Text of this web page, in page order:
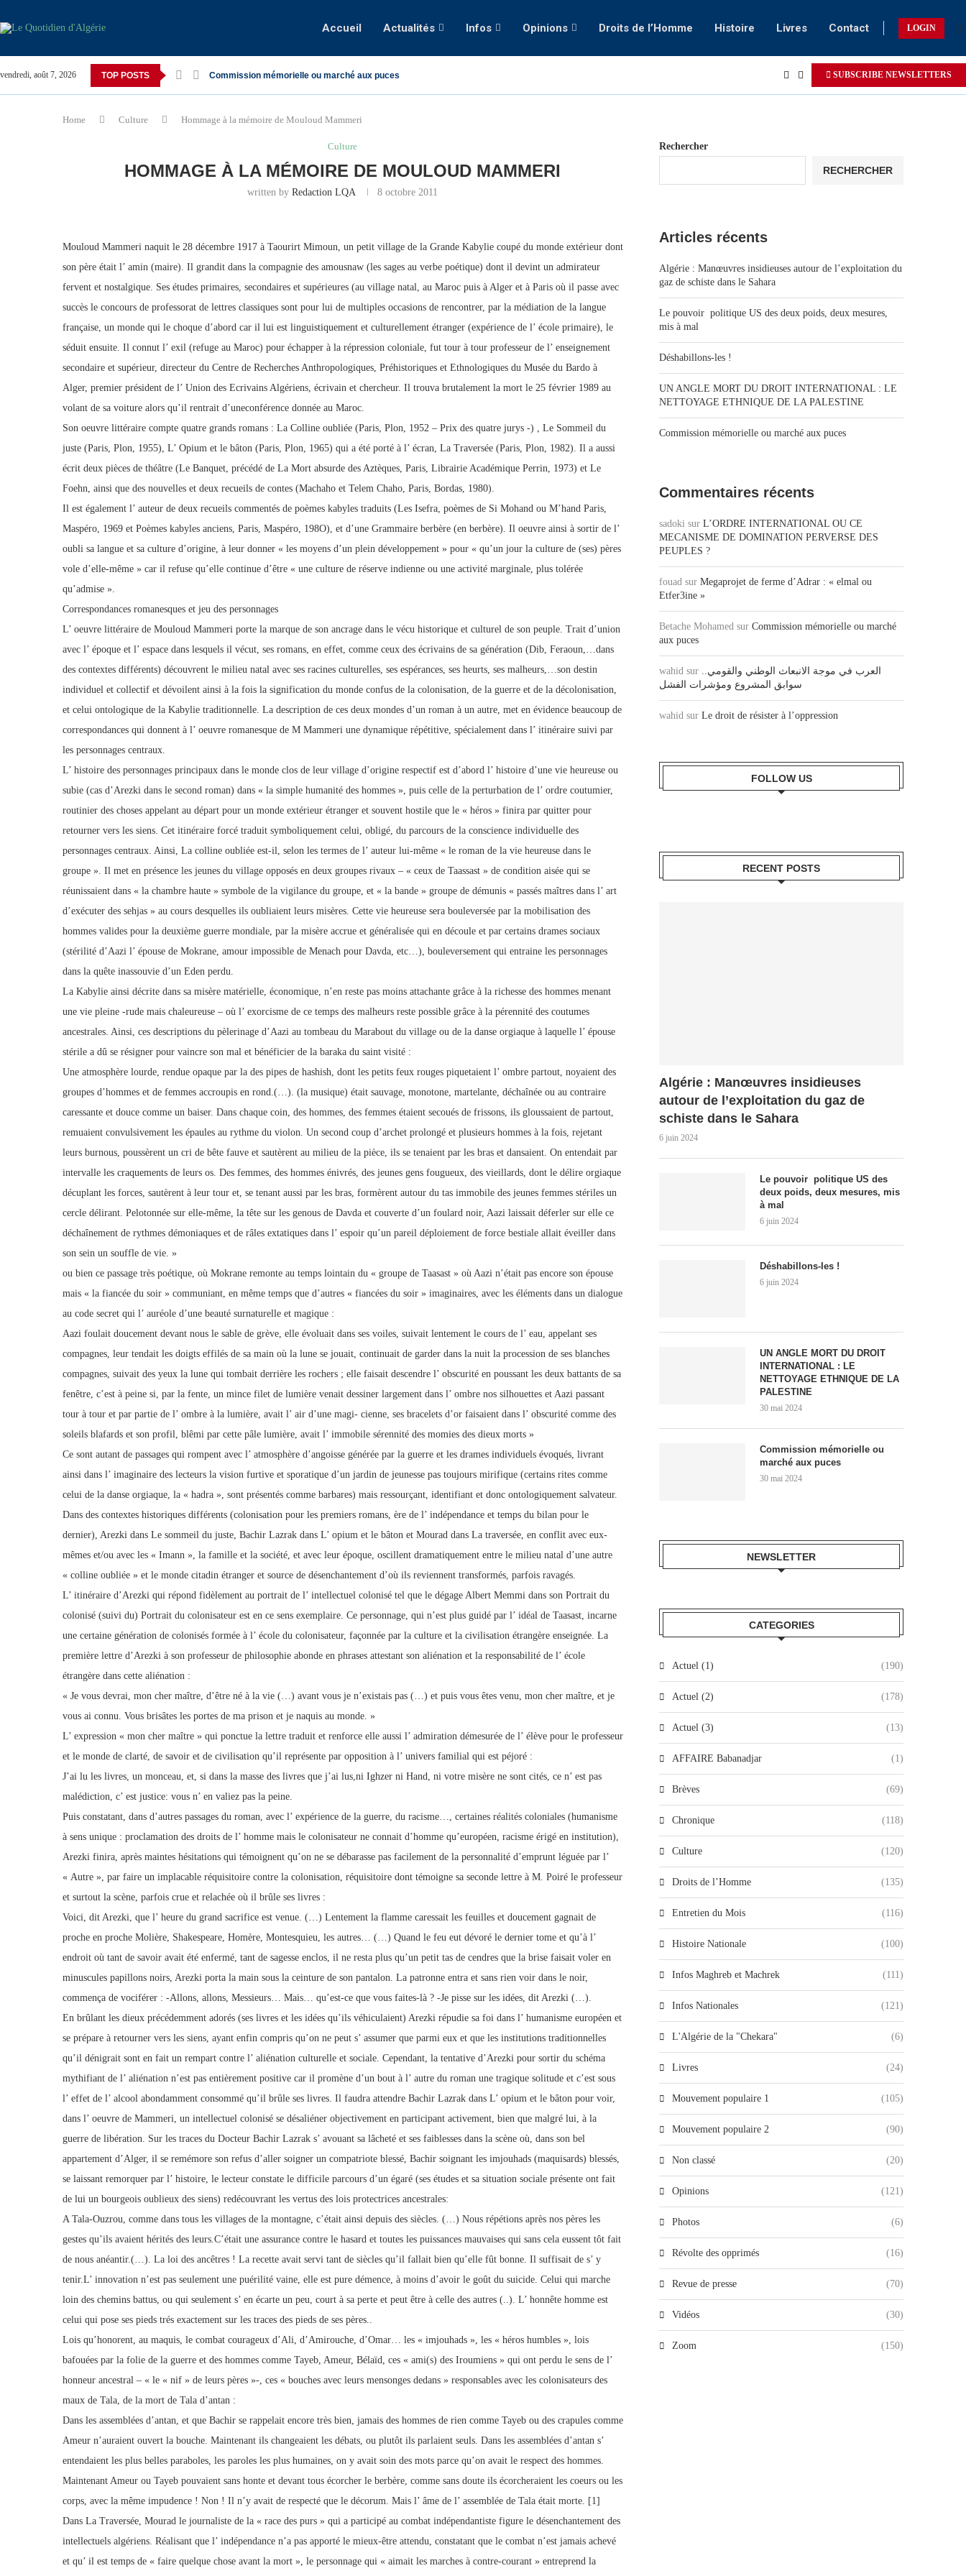
Accueil Actualités Infos Opinions Droits de l’Homme Histoire Livres Contact LOGIN
vendredi, août 7, 2026 TOP POSTS Commission mémorielle ou marché aux puces SUBSCRIBE NEWSLETTERS
Home Culture Hommage à la mémoire de Mouloud Mammeri
Culture
HOMMAGE À LA MÉMOIRE DE MOULOUD MAMMERI
written byRedaction LQA 8 octobre 2011
Mouloud Mammeri naquit le 28 décembre 1917 à Taourirt Mimoun, un petit village de la Grande Kabylie coupé du monde extérieur dont
son père était l’ amin (maire). Il grandit dans la compagnie des amousnaw (les sages au verbe poétique) dont il devint un admirateur
fervent et nostalgique. Ses études primaires, secondaires et supérieures (au village natal, au Maroc puis à Alger et à Paris où il passe avec
succès le concours de professorat de lettres classiques sont pour lui de multiples occasions de rencontrer, par la médiation de la langue
française, un monde qui le choque d’abord car il lui est linguistiquement et culturellement étranger (expérience de l’ école primaire), le
séduit ensuite. Il connut l’ exil (refuge au Maroc) pour échapper à la répression coloniale, fut tour à tour professeur de l’ enseignement
secondaire et supérieur, directeur du Centre de Recherches Anthropologiques, Préhistoriques et Ethnologiques du Musée du Bardo à
Alger, premier président de l’ Union des Ecrivains Algériens, écrivain et chercheur. Il trouva brutalement la mort le 25 février 1989 au
volant de sa voiture alors qu’il rentrait d’uneconférence donnée au Maroc.
Son oeuvre littéraire compte quatre grands romans : La Colline oubliée (Paris, Plon, 1952 – Prix des quatre jurys -) , Le Sommeil du
juste (Paris, Plon, 1955), L’ Opium et le bâton (Paris, Plon, 1965) qui a été porté à l’ écran, La Traversée (Paris, Plon, 1982). Il a aussi
écrit deux pièces de théâtre (Le Banquet, précédé de La Mort absurde des Aztèques, Paris, Librairie Académique Perrin, 1973) et Le
Foehn, ainsi que des nouvelles et deux recueils de contes (Machaho et Telem Chaho, Paris, Bordas, 1980).
Il est également l’ auteur de deux recueils commentés de poèmes kabyles traduits (Les Isefra, poèmes de Si Mohand ou M’hand Paris,
Maspéro, 1969 et Poèmes kabyles anciens, Paris, Maspéro, 198O), et d’une Grammaire berbère (en berbère). Il oeuvre ainsi à sortir de l’
oubli sa langue et sa culture d’origine, à leur donner « les moyens d’un plein développement » pour « qu’un jour la culture de (ses) pères
vole d’elle-même » car il refuse qu’elle continue d’être « une culture de réserve indienne ou une activité marginale, plus tolérée
qu’admise ».
Correspondances romanesques et jeu des personnages
L’ oeuvre littéraire de Mouloud Mammeri porte la marque de son ancrage dans le vécu historique et culturel de son peuple. Trait d’union
avec l’ époque et l’ espace dans lesquels il vécut, ses romans, en effet, comme ceux des écrivains de sa génération (Dib, Feraoun,…dans
des contextes différents) découvrent le milieu natal avec ses racines culturelles, ses espérances, ses heurts, ses malheurs,…son destin
individuel et collectif et dévoilent ainsi à la fois la signification du monde confus de la colonisation, de la guerre et de la décolonisation,
et celui ontologique de la Kabylie traditionnelle. La description de ces deux mondes d’un roman à un autre, met en évidence beaucoup de
correspondances qui donnent à l’ oeuvre romanesque de M Mammeri une dynamique répétitive, spécialement dans l’ itinéraire suivi par
les personnages centraux.
L’ histoire des personnages principaux dans le monde clos de leur village d’origine respectif est d’abord l’ histoire d’une vie heureuse ou
subie (cas d’Arezki dans le second roman) dans « la simple humanité des hommes », puis celle de la perturbation de l’ ordre coutumier,
routinier des choses appelant au départ pour un monde extérieur étranger et souvent hostile que le « héros » finira par quitter pour
retourner vers les siens. Cet itinéraire forcé traduit symboliquement celui, obligé, du parcours de la conscience individuelle des
personnages centraux. Ainsi, La colline oubliée est-il, selon les termes de l’ auteur lui-même « le roman de la vie heureuse dans le
groupe ». Il met en présence les jeunes du village opposés en deux groupes rivaux – « ceux de Taassast » de condition aisée qui se
réunissaient dans « la chambre haute » symbole de la vigilance du groupe, et « la bande » groupe de démunis « passés maîtres dans l’ art
d’exécuter des sehjas » au cours desquelles ils oubliaient leurs misères. Cette vie heureuse sera bouleversée par la mobilisation des
hommes valides pour la deuxième guerre mondiale, par la misère accrue et généralisée qui en découle et par certains drames sociaux
(stérilité d’Aazi l’ épouse de Mokrane, amour impossible de Menach pour Davda, etc…), bouleversement qui entraine les personnages
dans la quête inassouvie d’un Eden perdu.
La Kabylie ainsi décrite dans sa misère matérielle, économique, n’en reste pas moins attachante grâce à la richesse des hommes menant
une vie pleine -rude mais chaleureuse – où l’ exorcisme de ce temps des malheurs reste possible grâce à la pérennité des coutumes
ancestrales. Ainsi, ces descriptions du pèlerinage d’Aazi au tombeau du Marabout du village ou de la danse orgiaque à laquelle l’ épouse
stérile a dû se résigner pour vaincre son mal et bénéficier de la baraka du saint visité :
Une atmosphère lourde, rendue opaque par la des pipes de hashish, dont les petits feux rouges piquetaient l’ ombre partout, noyaient des
groupes d’hommes et de femmes accroupis en rond.(…). (la musique) était sauvage, monotone, martelante, déchaînée ou au contraire
caressante et douce comme un baiser. Dans chaque coin, des hommes, des femmes étaient secoués de frissons, ils gloussaient de partout,
remuaient convulsivement les épaules au rythme du violon. Un second coup d’archet prolongé et plusieurs hommes à la fois, rejetant
leurs burnous, poussèrent un cri de bête fauve et sautèrent au milieu de la pièce, ils se tenaient par les bras et dansaient. On entendait par
intervalle les craquements de leurs os. Des femmes, des hommes énivrés, des jeunes gens fougueux, des vieillards, dont le délire orgiaque
décuplant les forces, sautèrent à leur tour et, se tenant aussi par les bras, formèrent autour du tas immobile des jeunes femmes stériles un
cercle délirant. Pelotonnée sur elle-même, la tête sur les genous de Davda et couverte d’un foulard noir, Aazi laissait déferler sur elle ce
déchaînement de rythmes démoniaques et de râles extatiques dans l’ espoir qu’un pareil déploiement de force bestiale allait éveiller dans
son sein un souffle de vie. »
ou bien ce passage très poétique, où Mokrane remonte au temps lointain du « groupe de Taasast » où Aazi n’était pas encore son épouse
mais « la fiancée du soir » communiant, en même temps que d’autres « fiancées du soir » imaginaires, avec les éléments dans un dialogue
au code secret qui l’ auréole d’une beauté surnaturelle et magique :
Aazi foulait doucement devant nous le sable de grève, elle évoluait dans ses voiles, suivait lentement le cours de l’ eau, appelant ses
compagnes, leur tendait les doigts effilés de sa main où la lune se jouait, continuait de garder dans la nuit la procession de ses blanches
compagnes, suivait des yeux la lune qui tombait derrière les rochers ; elle faisait descendre l’ obscurité en poussant les deux battants de sa
fenêtre, c’est à peine si, par la fente, un mince filet de lumière venait dessiner largement dans l’ ombre nos silhouettes et Aazi passant
tour à tour et par partie de l’ ombre à la lumière, avait l’ air d’une magi- cienne, ses bracelets d’or faisaient dans l’ obscurité comme des
soleils blafards et son profil, blêmi par cette pâle lumière, avait l’ immobile sérennité des momies des dieux morts »
Ce sont autant de passages qui rompent avec l’ atmosphère d’angoisse générée par la guerre et les drames individuels évoqués, livrant
ainsi dans l’ imaginaire des lecteurs la vision furtive et sporatique d’un jardin de jeunesse pas toujours mirifique (certains rites comme
celui de la danse orgiaque, la « hadra », sont présentés comme barbares) mais ressourçant, identifiant et donc ontologiquement salvateur.
Dans des contextes historiques différents (colonisation pour les premiers romans, ère de l’ indépendance et temps du bilan pour le
dernier), Arezki dans Le sommeil du juste, Bachir Lazrak dans L’ opium et le bâton et Mourad dans La traversée, en conflit avec eux-
mêmes et/ou avec les « Imann », la famille et la société, et avec leur époque, oscillent dramatiquement entre le milieu natal d’une autre
« colline oubliée » et le monde citadin étranger et source de désenchantement d’où ils reviennent transformés, parfois ravagés.
L’ itinéraire d’Arezki qui répond fidèlement au portrait de l’ intellectuel colonisé tel que le dégage Albert Memmi dans son Portrait du
colonisé (suivi du) Portrait du colonisateur est en ce sens exemplaire. Ce personnage, qui n’est plus guidé par l’ idéal de Taasast, incarne
une certaine génération de colonisés formée à l’ école du colonisateur, façonnée par la culture et la civilisation étrangère enseignée. La
première lettre d’Arezki à son professeur de philosophie abonde en phrases attestant son aliénation et la responsabilité de l’ école
étrangère dans cette aliénation :
« Je vous devrai, mon cher maître, d’être né à la vie (…) avant vous je n’existais pas (…) et puis vous êtes venu, mon cher maître, et je
vous ai connu. Vous brisâtes les portes de ma prison et je naquis au monde. »
L’ expression « mon cher maître » qui ponctue la lettre traduit et renforce elle aussi l’ admiration démesurée de l’ élève pour le professeur
et le monde de clarté, de savoir et de civilisation qu’il représente par opposition à l’ univers familial qui est péjoré :
J’ai lu les livres, un monceau, et, si dans la masse des livres que j’ai lus,ni Ighzer ni Hand, ni votre misère ne sont cités, ce n’ est pas
malédiction, c’ est justice: vous n’ en valiez pas la peine.
Puis constatant, dans d’autres passages du roman, avec l’ expérience de la guerre, du racisme…, certaines réalités coloniales (humanisme
à sens unique : proclamation des droits de l’ homme mais le colonisateur ne connait d’homme qu’européen, racisme érigé en institution),
Arezki finira, après maintes hésitations qui témoignent qu’on ne se débarasse pas facilement de la personnalité d’emprunt léguée par l’
« Autre », par faire un implacable réquisitoire contre la colonisation, réquisitoire dont témoigne sa seconde lettre à M. Poiré le professeur
et surtout la scène, parfois crue et relachée où il brûle ses livres :
Voici, dit Arezki, que l’ heure du grand sacrifice est venue. (…) Lentement la flamme caressait les feuilles et doucement gagnait de
proche en proche Molière, Shakespeare, Homère, Montesquieu, les autres… (…) Quand le feu eut dévoré le dernier tome et qu’à l’
endroit où tant de savoir avait été enfermé, tant de sagesse enclos, il ne resta plus qu’un petit tas de cendres que la brise faisait voler en
minuscules papillons noirs, Arezki porta la main sous la ceinture de son pantalon. La patronne entra et sans rien voir dans le noir,
commença de vociférer : -Allons, allons, Messieurs… Mais… qu’est-ce que vous faites-là ? -Je pisse sur les idées, dit Arezki (…).
En brûlant les dieux précédemment adorés (ses livres et les idées qu’ils véhiculaient) Arezki répudie sa foi dans l’ humanisme européen et
se prépare à retourner vers les siens, ayant enfin compris qu’on ne peut s’ assumer que parmi eux et que les institutions traditionnelles
qu’il dénigrait sont en fait un rempart contre l’ aliénation culturelle et sociale. Cependant, la tentative d’Arezki pour sortir du schéma
mythifiant de l’ aliénation n’est pas entièrement positive car il promène d’un bout à l’ autre du roman une tragique solitude et c’est sous
l’ effet de l’ alcool abondamment consommé qu’il brûle ses livres. Il faudra attendre Bachir Lazrak dans L’ opium et le bâton pour voir,
dans l’ oeuvre de Mammeri, un intellectuel colonisé se désaliéner objectivement en participant activement, bien que malgré lui, à la
guerre de libération. Sur les traces du Docteur Bachir Lazrak s’ avouant sa lâcheté et ses faiblesses dans la scène où, dans son bel
appartement d’Alger, il se remémore son refus d’aller soigner un compatriote blessé, Bachir soignant les imjouhads (maquisards) blessés,
se laissant remorquer par l’ histoire, le lecteur constate le difficile parcours d’un égaré (ses études et sa situation sociale présente ont fait
de lui un bourgeois oublieux des siens) redécouvrant les vertus des lois protectrices ancestrales:
A Tala-Ouzrou, comme dans tous les villages de la montagne, c’était ainsi depuis des siècles. (…) Nous répétions après nos pères les
gestes qu’ils avaient hérités des leurs.C’était une assurance contre le hasard et toutes les puissances mauvaises qui sans cela eussent tôt fait
de nous anéantir.(…). La loi des ancêtres ! La recette avait servi tant de siècles qu’il fallait bien qu’elle fût bonne. Il suffisait de s’ y
tenir.L’ innovation n’est pas seulement une puérilité vaine, elle est pure démence, à moins d’avoir le goût du suicide. Celui qui marche
loin des chemins battus, ou qui seulement s’ en écarte un peu, court à sa perte et peut être à celle des autres (..). L’ honnête homme est
celui qui pose ses pieds trés exactement sur les traces des pieds de ses pères..
Lois qu’honorent, au maquis, le combat courageux d’Ali, d’Amirouche, d’Omar… les « imjouhads », les « héros humbles », lois
bafouées par la folie de la guerre et des hommes comme Tayeb, Ameur, Bélaïd, ces « ami(s) des Iroumiens » qui ont perdu le sens de l’
honneur ancestral – « le « nif » de leurs pères »-, ces « bouches avec leurs mensonges dedans » responsables avec les colonisateurs des
maux de Tala, de la mort de Tala d’antan :
Dans les assemblées d’antan, et que Bachir se rappelait encore très bien, jamais des hommes de rien comme Tayeb ou des crapules comme
Ameur n’auraient ouvert la bouche. Maintenant ils changeaient les débats, ou plutôt ils parlaient seuls. Dans les assemblées d’antan s’
entendaient les plus belles paraboles, les paroles les plus humaines, on y avait soin des mots parce qu’on avait le respect des hommes.
Maintenant Ameur ou Tayeb pouvaient sans honte et devant tous écorcher le berbère, comme sans doute ils écorcheraient les coeurs ou les
corps, avec la même impudence ! Non ! Il n’y avait de respecté que le décorum. Mais l’ âme de l’ assemblée de Tala était morte. [1]
Dans La Traversée, Mourad le journaliste de la « race des purs » qui a participé au combat indépendantiste figure le désenchantement des
intellectuels algériens. Réalisant que l’ indépendance n’a pas apporté le mieux-être attendu, constatant que le combat n’est jamais achevé
et qu’ il est temps de « faire quelque chose avant la mort », le personnage qui « aimait les marches à contre-courant » entreprend la
Rechercher
RECHERCHER
Articles récents
Algérie : Manœuvres insidieuses autour de l’exploitation du
gaz de schiste dans le Sahara
Le pouvoir politique US des deux poids, deux mesures,
mis à mal
Déshabillons-les !
UN ANGLE MORT DU DROIT INTERNATIONAL : LE
NETTOYAGE ETHNIQUE DE LA PALESTINE
Commission mémorielle ou marché aux puces
Commentaires récents
sadoki sur L’ORDRE INTERNATIONAL OU CE
MECANISME DE DOMINATION PERVERSE DES
PEUPLES ?
fouad sur Megaprojet de ferme d’Adrar : « elmal ou
Etfer3ine »
Betache Mohamed sur Commission mémorielle ou marché
aux puces
wahid sur العرب في موجة الانبعاث الوطني والقومي..
سوابق المشروع ومؤشرات الفشل
wahid sur Le droit de résister à l’oppression
FOLLOW US
RECENT POSTS
Algérie : Manœuvres insidieuses
autour de l’exploitation du gaz de
schiste dans le Sahara
6 juin 2024
Le pouvoir politique US des
deux poids, deux mesures, mis
à mal
6 juin 2024
Déshabillons-les !
6 juin 2024
UN ANGLE MORT DU DROIT
INTERNATIONAL : LE
NETTOYAGE ETHNIQUE DE LA
PALESTINE
30 mai 2024
Commission mémorielle ou
marché aux puces
30 mai 2024
NEWSLETTER
CATEGORIES
Actuel (1) (190)
Actuel (2) (178)
Actuel (3) (13)
AFFAIRE Babanadjar (1)
Brèves (69)
Chronique (118)
Culture (120)
Droits de l’Homme (135)
Entretien du Mois (116)
Histoire Nationale (100)
Infos Maghreb et Machrek (111)
Infos Nationales (121)
L'Algérie de la "Chekara" (6)
Livres (24)
Mouvement populaire 1 (105)
Mouvement populaire 2 (90)
Non classé (20)
Opinions (121)
Photos (6)
Révolte des opprimés (16)
Revue de presse (70)
Vidéos (30)
Zoom (150)